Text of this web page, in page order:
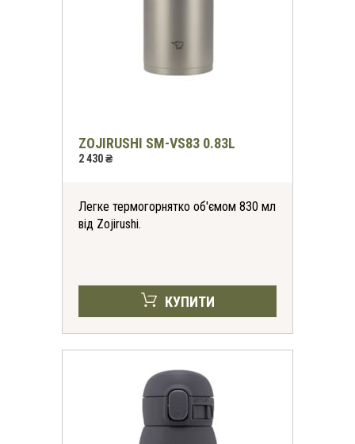
ZOJIRUSHI SM-VS83 0.83L
2 430 ₴
Легке термогорнятко об'ємом 830 мл
від Zojirushi.
КУПИТИ
-30%*
онлайн та в магазинах KomandaEx
*на першу покупку
Отримати знижку